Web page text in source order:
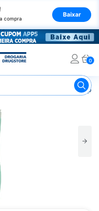
compra
Baixar
0
Cabelos de Todos os Tipos